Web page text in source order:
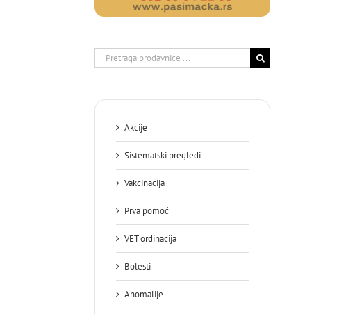
Search
for:
Akcije
Sistematski pregledi
Vakcinacija
Prva pomoć
VET ordinacija
Bolesti
Anomalije